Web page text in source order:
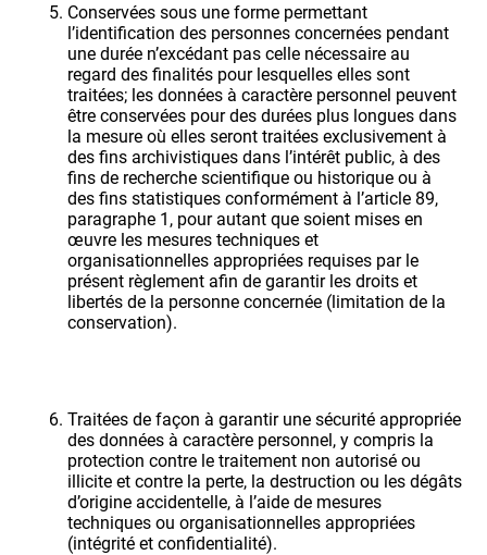
Conservées sous une forme permettant
l’identification des personnes concernées pendant
une durée n’excédant pas celle nécessaire au
regard des finalités pour lesquelles elles sont
traitées; les données à caractère personnel peuvent
être conservées pour des durées plus longues dans
la mesure où elles seront traitées exclusivement à
des fins archivistiques dans l’intérêt public, à des
fins de recherche scientifique ou historique ou à
des fins statistiques conformément à l’article 89,
paragraphe 1, pour autant que soient mises en
œuvre les mesures techniques et
organisationnelles appropriées requises par le
présent règlement afin de garantir les droits et
libertés de la personne concernée (limitation de la
conservation).
Traitées de façon à garantir une sécurité appropriée
des données à caractère personnel, y compris la
protection contre le traitement non autorisé ou
illicite et contre la perte, la destruction ou les dégâts
d’origine accidentelle, à l’aide de mesures
techniques ou organisationnelles appropriées
(intégrité et confidentialité).